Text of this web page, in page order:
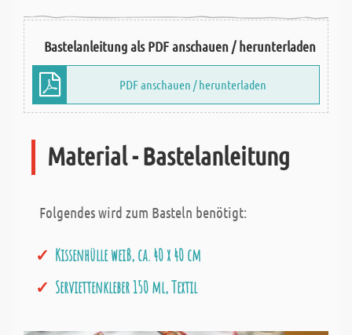
Bastelanleitung als PDF anschauen / herunterladen
PDF anschauen / herunterladen
Material - Bastelanleitung
Folgendes wird zum Basteln benötigt:
Kissenhülle weiß, ca. 40 x 40 cm
Serviettenkleber 150 ml, Textil